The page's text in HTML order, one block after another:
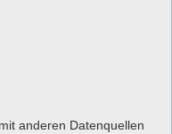
anderen Datenquellen